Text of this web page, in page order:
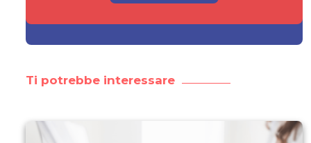
Ti potrebbe interessare